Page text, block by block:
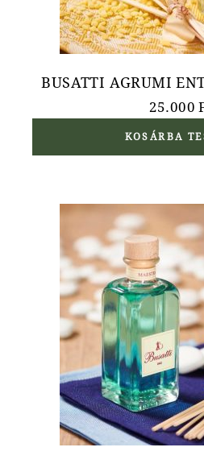
BUSATTI AGRUMI
25.000
KOSÁRBA